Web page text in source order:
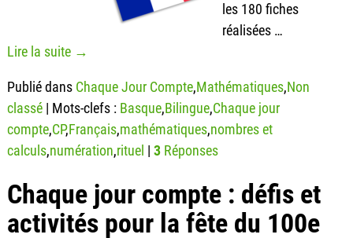
les 180 fiches
réalisées …
Lire la suite →
Publié dans Chaque Jour Compte,Mathématiques,Non
classé| Mots-clefs : Basque,Bilingue,Chaque jour
compte,CP,Français,mathématiques,nombres et
calculs,numération,rituel | 3Réponses
Chaque jour compte : défis et
activités pour la fête du 100e